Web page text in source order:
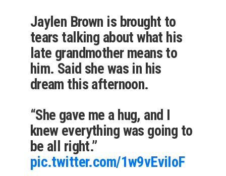
Jaylen Brown is brought to
tears talking about what his
late grandmother means to
him. Said she was in his
dream this afternoon.
“She gave me a hug, and I
knew everything was going to
be all right.”
pic.twitter.com/1w9vEviIoF